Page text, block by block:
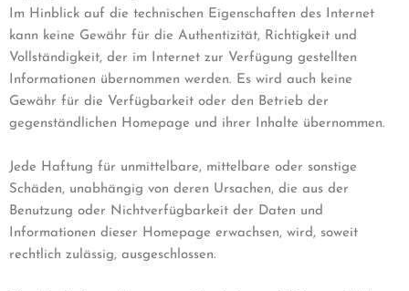
Im Hinblick auf die technischen Eigenschaften des Internet
kann keine Gewähr für die Authentizität, Richtigkeit und
Vollständigkeit, der im Internet zur Verfügung gestellten
Informationen übernommen werden. Es wird auch keine
Gewähr für die Verfügbarkeit oder den Betrieb der
gegenständlichen Homepage und ihrer Inhalte übernommen.
Jede Haftung für unmittelbare, mittelbare oder sonstige
Schäden, unabhängig von deren Ursachen, die aus der
Benutzung oder Nichtverfügbarkeit der Daten und
Informationen dieser Homepage erwachsen, wird, soweit
rechtlich zulässig, ausgeschlossen.